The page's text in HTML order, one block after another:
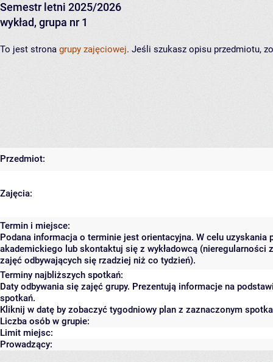
Semestr letni 2025/2026
wykład, grupa nr 1
To jest strona grupy zajęciowej. Jeśli szukasz opisu przedmiotu,
Przedmiot:
Zajęcia:
Termin i miejsce:
Podana informacja o terminie jest orientacyjna. W celu
akademickiego lub skontaktuj się z wykładowcą (nieregularności
zajęć odbywających się rzadziej niż co tydzień).
Terminy najbliższych spotkań:
Daty odbywania się zajęć grupy. Prezentują informacje na
spotkań.
Kliknij w datę by zobaczyć tygodniowy plan z zaznaczonym
Liczba osób w grupie:
Limit miejsc:
Prowadzący: